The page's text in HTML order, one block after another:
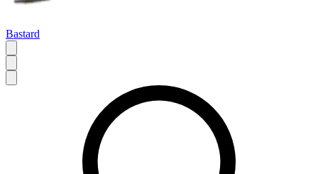
Bastard